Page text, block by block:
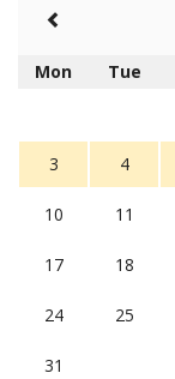
Mon Tue
3 4
10 11
17 18
24 25
31